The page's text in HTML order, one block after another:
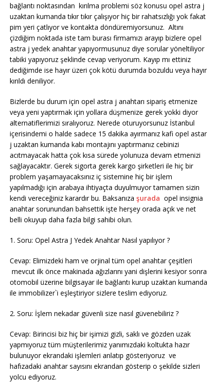
bağlantı noktasından kırılma problemi söz konusu opel astra j
uzaktan kumanda tıkır tıkır çalışıyor hiç bir rahatsızlığı yok fakat
pim yeri çatlıyor ve kontakta döndüremiyorsunuz. Altını
çizdiğim noktada iste tam burası firmamızı arayıp bizlere opel
astra j yedek anahtar yapıyormusunuz diye sorular yöneltiliyor
tabiki yapıyoruz şeklinde cevap veriyorum. Kayıp mı ettiniz
dediğimde ise hayır üzeri çok kötü durumda bozuldu veya hayır
kırıldı deniliyor.
Bizlerde bu durum için opel astra j anahtarı sipariş etmenize
veya yeni yaptırmak için yollara düşmenize gerek yokki diyor
alternatiflerimizi sıralıyoruz. Nerede oturuyorsunuz İstanbul
içerisindemi o halde sadece 15 dakika ayırmanız kafi opel astar
j uzaktan kumanda kabı montajını yaptırmanız cebinizi
acıtmayacak hatta çok kısa sürede yolunuza devam etmenizi
sağlayacaktır. Gerek sigorta gerek kargo şirketleri ile hiç bir
problem yaşamayacaksınız iç sistemine hiç bir işlem
yapılmadığı için arabaya ihtiyaçta duyulmuyor tamamen sizin
kendi vereceğiniz karardır bu. Baksanıza şurada opel insignia
anahtar sorunundan bahsettik işte herşey orada açık ve net
belli okuyup daha fazla bilgi sahibi olun.
1. Soru: Opel Astra J Yedek Anahtar Nasıl yapılıyor ?
Cevap: Elimizdeki ham ve orjinal tüm opel anahtar çeşitleri
mevcut ilk önce makinada ağızlarını yani dişlerini kesiyor sonra
otomobil üzerine bilgisayar ile bağlantı kurup uzaktan kumanda
ile immobilizer`i eşleştiriyor sizlere teslim ediyoruz.
2. Soru: İşlem nekadar güvenli size nasıl güvenebiliriz ?
Cevap: Birincisi biz hiç bir işimizi gizli, saklı ve gözden uzak
yapmıyoruz tüm müşterilerimiz yanımızdaki koltukta hazır
bulunuyor ekrandaki işlemleri anlatıp gösteriyoruz ve
hafızadaki anahtar sayısını ekrandan gösterip o şekilde sizleri
yolcu ediyoruz.